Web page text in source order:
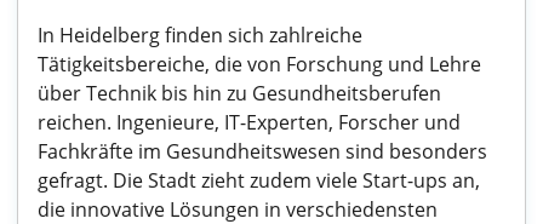
In Heidelberg finden sich zahlreiche
Tätigkeitsbereiche, die von Forschung und Lehre
über Technik bis hin zu Gesundheitsberufen
reichen. Ingenieure, IT-Experten, Forscher und
Fachkräfte im Gesundheitswesen sind besonders
gefragt. Die Stadt zieht zudem viele Start-ups an,
die innovative Lösungen in verschiedensten